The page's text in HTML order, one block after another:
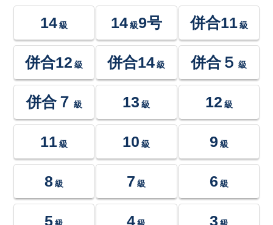
14 級 14級9号 併合11 級
併合12 級 併合14 級 併合５ 級
併合７ 級 13 級 12 級
11 級 10 級 9 級
8 級 7 級 6 級
5 4 3